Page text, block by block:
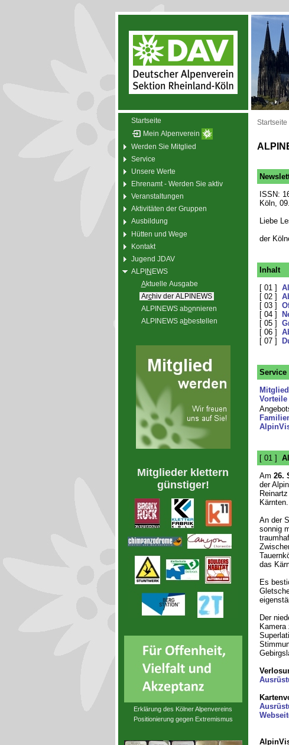
Startseite
Mein Alpenverein
Werden Sie Mitglied
Service
Unsere Werte
Ehrenamt - Werden Sie aktiv
Veranstaltungen
Aktivitäten der Gruppen
Ausbildung
Hütten und Wege
Kontakt
Jugend JDAV
ALPINEWS
Aktuelle Ausgabe
Archiv der ALPINEWS
ALPINEWS abonnieren
ALPINEWS abbestellen
Mitglieder klettern
günstiger!
Erklärung des Kölner Alpenvereins
Positionierung gegen Extremismus
Startseite
ISSN:
Köln,
Liebe
der
Inhalt
[ 01 ]
[ 02 ]
[ 03 ]
[ 04 ]
[ 05 ]
[ 06 ]
[ 07 ]
Service
[ 01 ]
Am 26.
der
Kärnten.
An der
sonnig
das
Es
Der